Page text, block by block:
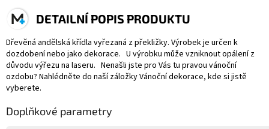
DETAILNÍ POPIS PRODUKTU
Dřevěná andělská křídla vyřezaná z překližky. Výrobek je určen k
dozdobení nebo jako dekorace. U výrobku může vzniknout opálení z
důvodu výřezu na laseru. Nenašli jste pro Vás tu pravou vánoční
ozdobu? Nahlédněte do naší záložky Vánoční dekorace, kde si jistě
vyberete.
Doplňkové parametry